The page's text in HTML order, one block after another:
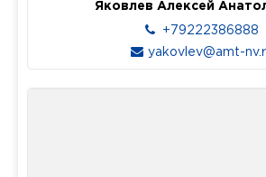
Яковлев Алексей
+79222386888
yakovlev@amt-